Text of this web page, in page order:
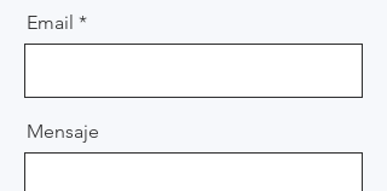
Email
Mensaje